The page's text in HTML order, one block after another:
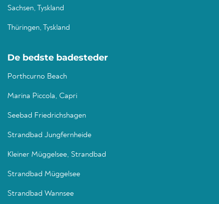
Sachsen, Tyskland
Thüringen, Tyskland
De bedste badesteder
Porthcurno Beach
Marina Piccola, Capri
Seebad Friedrichshagen
Strandbad Jungfernheide
Kleiner Müggelsee, Strandbad
Strandbad Müggelsee
Strandbad Wannsee